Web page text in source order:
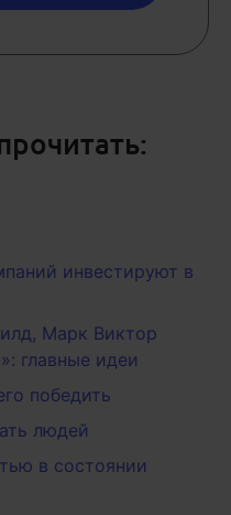
инвестируют в
Марк Виктор
главные идеи
победить
людей
в состоянии